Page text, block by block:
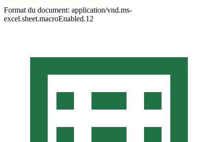
Format du document: application/vnd.ms-
excel.sheet.macroEnabled.12